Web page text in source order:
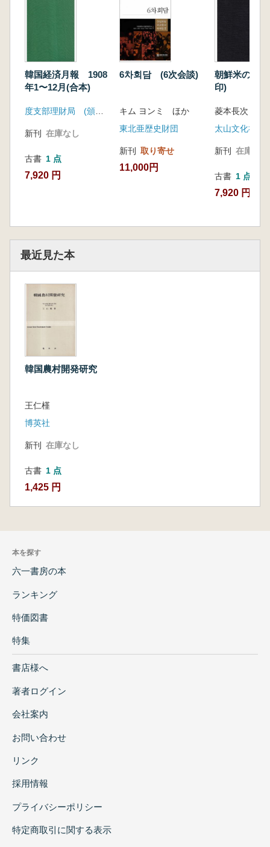
韓国経済月報 1908
年1〜12月(合本)
度支部理財局 (頒布)民族文化社
新刊 在庫なし
古書 1 点
7,920 円
6차회담 (6次会談)
キム ヨンミ ほか
東北亜歴史財団
新刊 取り寄せ
11,000円
朝鮮米の研
印)
菱本長次
太山文化社
新刊 在庫なし
古書 1 点
7,920 円
最近見た本
韓国農村開発研究
王仁槿
博英社
新刊 在庫なし
古書 1 点
1,425 円
本を探す
六一書房の本
ランキング
特価図書
特集
書店様へ
著者ログイン
会社案内
お問い合わせ
リンク
採用情報
プライバシーポリシー
特定商取引に関する表示